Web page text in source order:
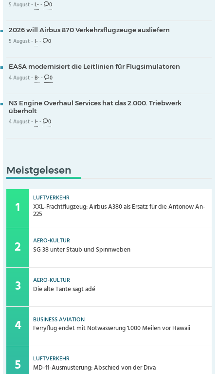
5 August -L-- 0
2026 will Airbus 870 Verkehrsflugzeuge ausliefern
5 August - I-- 0
EASA modernisiert die Leitlinien für Flugsimulatoren
4 August -B-- 0
N3 Engine Overhaul Services hat das 2.000. Triebwerk
überholt
4 August - I-- 0
Meistgelesen
LUFTVERKEHR
XXL-Frachtflugzeug: Airbus A380 als Ersatz für die Antonow An-
225
AERO-KULTUR
SG 38 unter Staub und Spinnweben
AERO-KULTUR
Die alte Tante sagt adé
BUSINESS AVIATION
Ferryflug endet mit Notwasserung 1.000 Meilen vor Hawaii
LUFTVERKEHR
MD-11-Ausmusterung: Abschied von der Diva